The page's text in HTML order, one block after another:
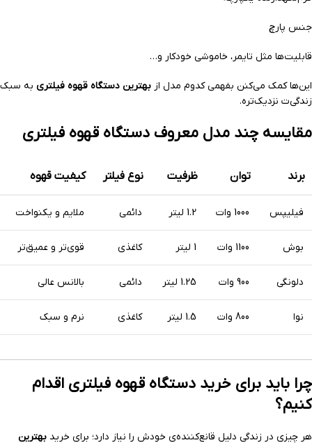
جنس پارچ
قابلیت‌ها مثل تایمر، خاموشی خودکار و…
این‌ها کمک می‌کنن بفهمی کدوم مدل از بهترین دستگاه قهوه فیلتری به سبک
زندگی‌ت نزدیک‌تره.
مقایسه چند مدل معروف دستگاه قهوه فیلتری
برند توان ظرفیت نوع فیلتر کیفیت قهوه
فیلیپس 1000 وات 1.2 لیتر دائمی ملایم و یکنواخت
بوش 1100 وات 1 لیتر کاغذی قوی‌تر و عمیق‌تر
دلونگی 900 وات 1.25 لیتر دائمی بالانس عالی
نوا 800 وات 1.5 لیتر کاغذی نرم و سبک
چرا باید برای خرید دستگاه قهوه فیلتری اقدام
کنیم؟
هر چیزی در زندگی دلیل قانع‌کننده‌ی خودش را نیاز دارد؛ برای خرید بهترین